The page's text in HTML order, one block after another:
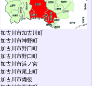
加古川市加古川町
加古川市神野町
加古川市野口町
加古川市野口町
加古川市浜ノ宮
加古川市尾上町
加古川市備後